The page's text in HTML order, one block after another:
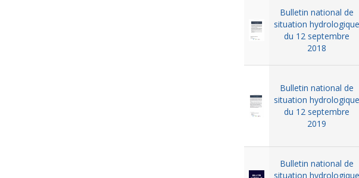
Bulletin national de
situation hydrologique
du 12 septembre
2018
Bulletin national de
situation hydrologique
du 12 septembre
2019
Bulletin national de
situation hydrologique